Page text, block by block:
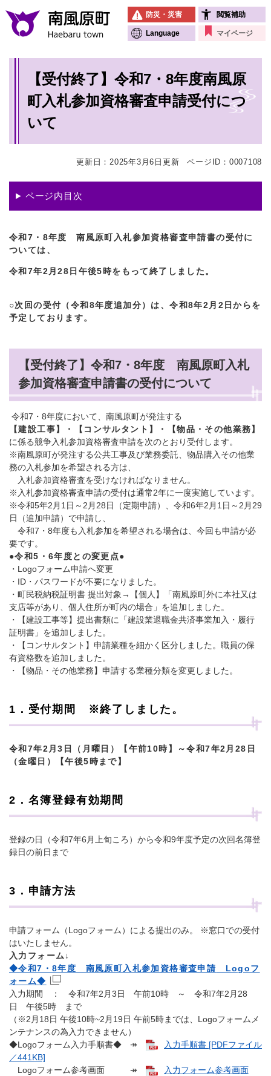
メニューを飛ばして本文へ
防災・災害 閲覧補助
Language マイページ
【受付終了】令和7・8年度南風原
町入札参加資格審査申請受付につ
いて
更新日：2025年3月6日更新 ページID：0007108
ページ内目次
令和7・8年度 南風原町入札参加資格審査申請書の受付に
ついては、
令和7年2月28日午後5時をもって終了しました。
○次回の受付（令和8年度追加分）は、令和8年2月2日からを
予定しております。
【受付終了】令和7・8年度 南風原町入札
参加資格審査申請書の受付について
令和7・8年度において、南風原町が発注する
【建設工事】・【コンサルタント】・【物品・その他業務】
に係る競争入札参加資格審査申請を次のとおり受付します。
※南風原町が発注する公共工事及び業務委託、物品購入その他業
務の入札参加を希望される方は、
入札参加資格審査を受けなければなりません。
※入札参加資格審査申請の受付は通常2年に一度実施しています。
※令和5年2月1日～2月28日（定期申請）、令和6年2月1日～2月29
日（追加申請）で申請し、
令和7・8年度も入札参加を希望される場合は、今回も申請が必
要です。
●令和5・6年度との変更点●
・Logoフォーム申請へ変更
・ID・パスワードが不要になりました。
・町民税納税証明書 提出対象→【個人】「南風原町外に本社又は
支店等があり、個人住所が町内の場合」を追加しました。
・【建設工事等】提出書類に「建設業退職金共済事業加入・履行
証明書」を追加しました。
・【コンサルタント】申請業種を細かく区分しました。職員の保
有資格数を追加しました。
・【物品・その他業務】申請する業種分類を変更しました。
1．受付期間 ※終了しました。
令和7年2月3日（月曜日）【午前10時】～令和7年2月28日
（金曜日）【午後5時まで】
2．名簿登録有効期間
登録の日（令和7年6月上旬ころ）から令和9年度予定の次回名簿登
録日の前日まで
3．申請方法
申請フォーム（Logoフォーム）による提出のみ。 ※窓口での受付
はいたしません。
入力フォーム↓
◆令和7・8年度 南風原町入札参加資格審査申請 Logoフ
ォーム◆
入力期間 ： 令和7年2月3日 午前10時 ～ 令和7年2月28
日 午後5時 まで
（※2月18日 午後10時~2月19日 午前5時までは、Logoフォームメ
ンテナンスの為入力できません）
◆Logoフォーム入力手順書◆ ↠
入力手順書 [PDFファイル
／441KB]
Logoフォーム参考画面 ↠
入力フォーム参考画面